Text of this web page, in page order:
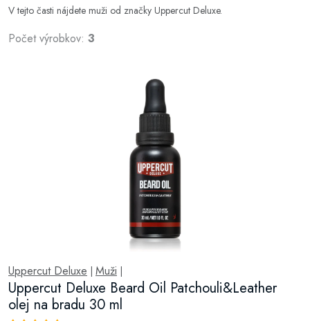
V tejto časti nájdete muži od značky Uppercut Deluxe.
Počet výrobkov: 3
Uppercut Deluxe Muži
Uppercut Deluxe Beard Oil Patchouli&Leather
olej na bradu 30 ml